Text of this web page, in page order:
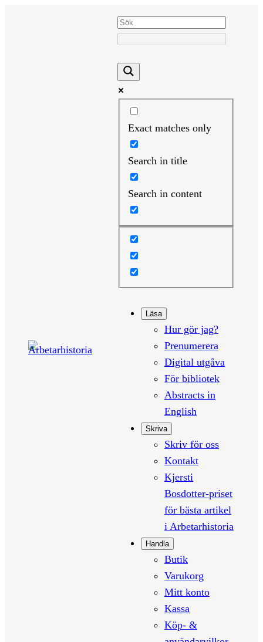
Exact matches only
Search in title
Search in content
Läsa
Hur gör jag?
Prenumerera
Digital utgåva
För bibliotek
Abstracts in
English
Skriva
Skriv för oss
Kontakt
Kjersti
Bosdotter-priset
för bästa artikel
i Arbetarhistoria
Handla
Butik
Varukorg
Mitt konto
Kassa
Köp- &